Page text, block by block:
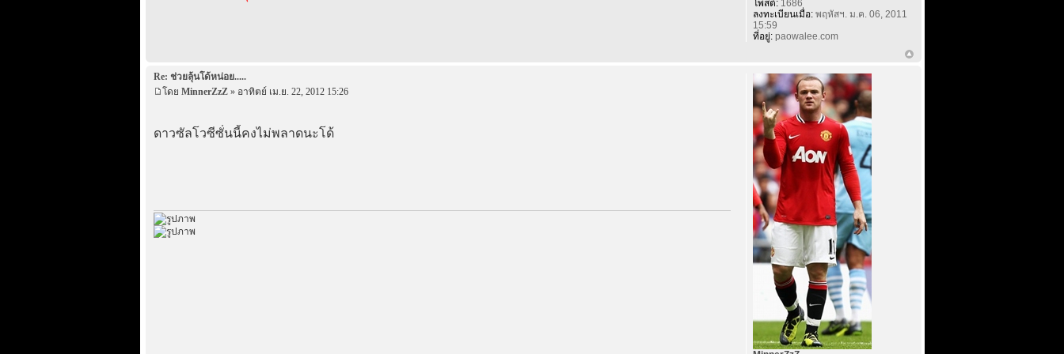
โพสต์: 1686
ลงทะเบียนเมื่อ: พฤหัสฯ. ม.ค. 06, 2011
15:59
ที่อยู่: paowalee.com
Re: ช่วยลุ้นโด้หน่อย.....
โดย MinnerZzZ» อาทิตย์ เม.ย. 22, 2012 15:26
ดาวซัลโวซีซั่นนี้คงไม่พลาดนะโด้